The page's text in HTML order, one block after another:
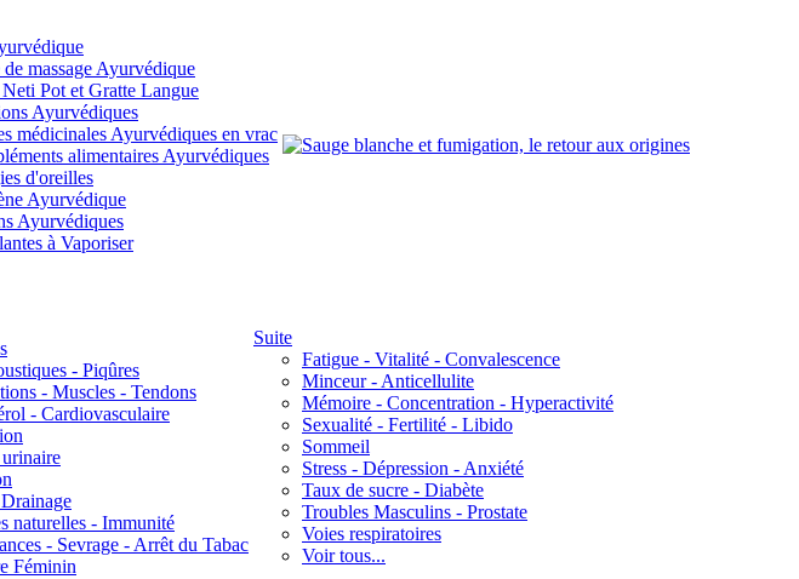
massage Ayurvédique
Pot et Gratte Langue
Ayurvédiques
médicinales Ayurvédiques en vrac
alimentaires Ayurvédiques
d'oreilles
Ayurvédique
Ayurvédiques
à Vaporiser
- Piqûres
- Muscles - Tendons
- Cardiovasculaire
naturelles - Immunité
- Sevrage - Arrêt du Tabac
Féminin
Suite
Fatigue - Vitalité - Convalescence
Minceur - Anticellulite
Mémoire - Concentration - Hyperactivité
Sexualité - Fertilité - Libido
Sommeil
Stress - Dépression - Anxiété
Taux de sucre - Diabète
Troubles Masculins - Prostate
Voies respiratoires
Voir tous...